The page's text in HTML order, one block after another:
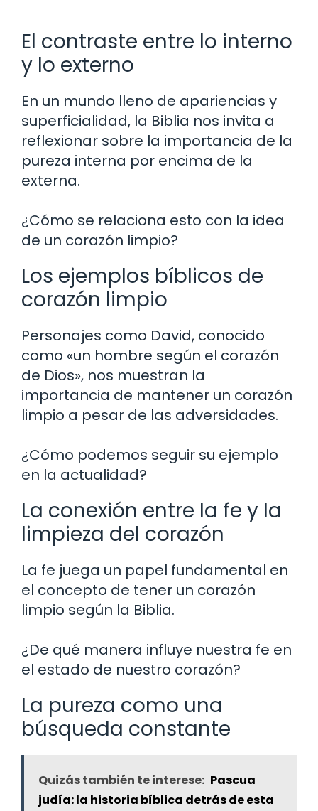
El contraste entre lo interno
y lo externo
En un mundo lleno de apariencias y
superficialidad, la Biblia nos invita a
reflexionar sobre la importancia de la
pureza interna por encima de la
externa.
¿Cómo se relaciona esto con la idea
de un corazón limpio?
Los ejemplos bíblicos de
corazón limpio
Personajes como David, conocido
como «un hombre según el corazón
de Dios», nos muestran la
importancia de mantener un corazón
limpio a pesar de las adversidades.
¿Cómo podemos seguir su ejemplo
en la actualidad?
La conexión entre la fe y la
limpieza del corazón
La fe juega un papel fundamental en
el concepto de tener un corazón
limpio según la Biblia.
¿De qué manera influye nuestra fe en
el estado de nuestro corazón?
La pureza como una
búsqueda constante
Quizás también te interese: Pascua
judía: la historia bíblica detrás de esta